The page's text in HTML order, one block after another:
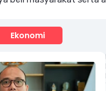
Ekonomi